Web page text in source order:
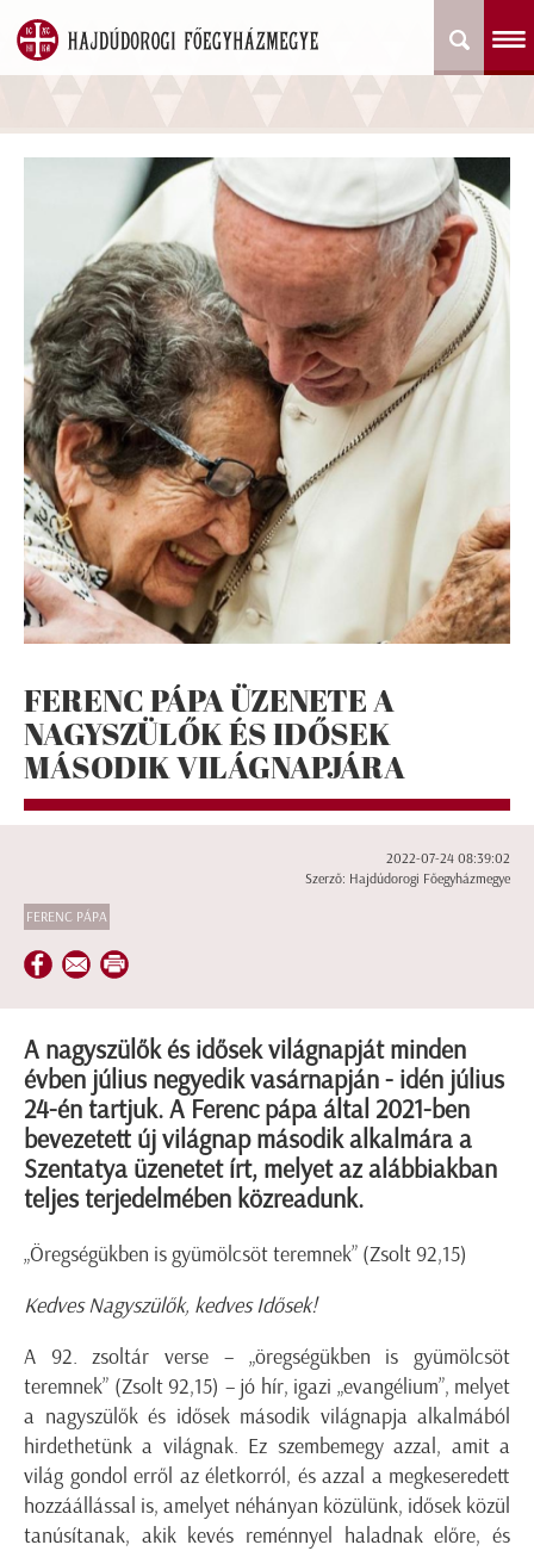
FERENC PÁPA ÜZENETE A
NAGYSZÜLŐK ÉS IDŐSEK
MÁSODIK VILÁGNAPJÁRA
2022-07-24 08:39:02
Szerző: Hajdúdorogi Főegyházmegye
FERENC PÁPA
A nagyszülők és idősek világnapját minden
évben július negyedik vasárnapján - idén július
24-én tartjuk. A Ferenc pápa által 2021-ben
bevezetett új világnap második alkalmára a
Szentatya üzenetet írt, melyet az alábbiakban
teljes terjedelmében közreadunk.
„Öregségükben is gyümölcsöt teremnek” (Zsolt 92,15)
Kedves Nagyszülők, kedves Idősek!
A 92. zsoltár verse – „öregségükben is gyümölcsöt
teremnek” (Zsolt 92,15) – jó hír, igazi „evangélium”, melyet
a nagyszülők és idősek második világnapja alkalmából
hirdethetünk a világnak. Ez szembemegy azzal, amit a
világ gondol erről az életkorról, és azzal a megkeseredett
hozzáállással is, amelyet néhányan közülünk, idősek közül
tanúsítanak, akik kevés reménnyel haladnak előre, és